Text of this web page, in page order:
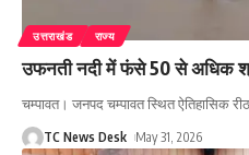
उत्तराखंड राज्य
उफनती नदी में फंसे 50 से अधिक
चम्पावत। जनपद चम्पावत स्थित ऐतिहासिक
TC News Desk May 31, 2026